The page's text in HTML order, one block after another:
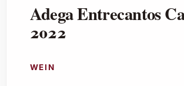
Adega Entrecantos
2022
WEIN